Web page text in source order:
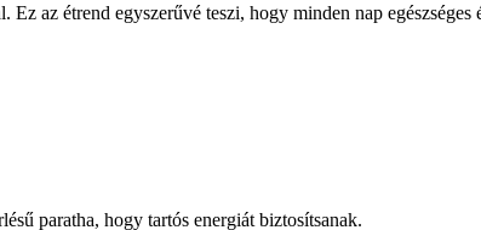
az étrend egyszerűvé teszi, hogy minden nap egészséges
paratha, hogy tartós energiát biztosítsanak.